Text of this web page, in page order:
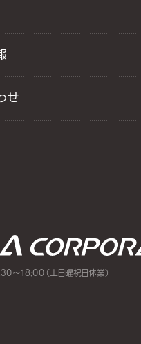
せ
～18:00（土日曜祝日休業）